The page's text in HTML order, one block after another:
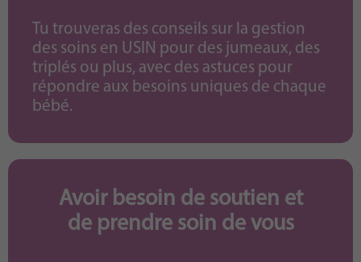
Tu trouveras des conseils sur la gestion
des soins en USIN pour des jumeaux, des
triplés ou plus, avec des astuces pour
répondre aux besoins uniques de chaque
bébé.
Avoir besoin de soutien et
de prendre soin de vous